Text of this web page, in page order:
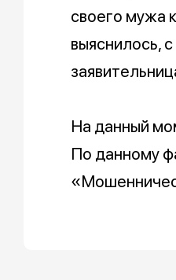
своего мужа
выяснилось,
На данный
По данному